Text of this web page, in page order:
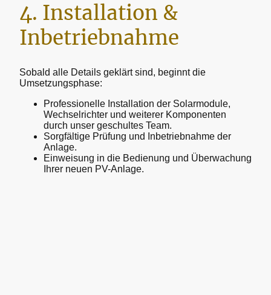
4. Installation &
Inbetriebnahme
Sobald alle Details geklärt sind, beginnt die
Umsetzungsphase:
Professionelle Installation der Solarmodule,
Wechselrichter und weiterer Komponenten
durch unser geschultes Team.
Sorgfältige Prüfung und Inbetriebnahme der
Anlage.
Einweisung in die Bedienung und Überwachung
Ihrer neuen PV-Anlage.